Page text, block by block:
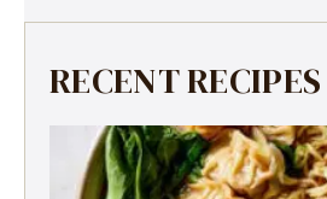
RECENT RECIPES